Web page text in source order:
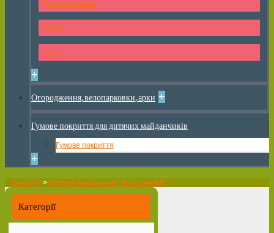
Дитячі столики
Лавки
Урни
+
Огородження, велопарковки, арки +
Гумове покриття для дитячих майданчиків
Гумове покриття
+
Початок > Ігровий майданчик "Классик 51"
Категорії